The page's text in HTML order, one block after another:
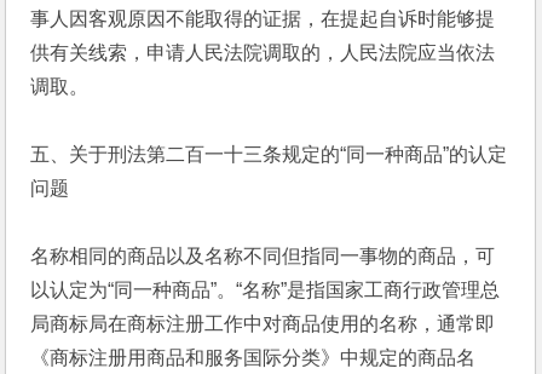
事人因客观原因不能取得的证据，在提起自诉时能够提
供有关线索，申请人民法院调取的，人民法院应当依法
调取。
五、关于刑法第二百一十三条规定的“同一种商品”的认定
问题
名称相同的商品以及名称不同但指同一事物的商品，可
以认定为“同一种商品”。“名称”是指国家工商行政管理总
局商标局在商标注册工作中对商品使用的名称，通常即
《商标注册用商品和服务国际分类》中规定的商品名